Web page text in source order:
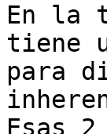
En la
tiene
para
Esas